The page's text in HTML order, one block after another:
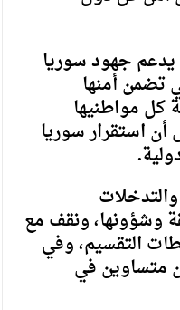
يدعم جهود سوريا
تضمن أمنها
كل مواطنيها
استقرار سوريا
وشؤونها، ونقف مع
التقسيم، وفي
متساوين في